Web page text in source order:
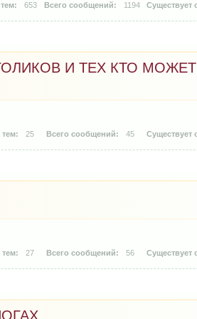
653 1194
И ТЕХ КТО МОЖЕТ
25 45
27 56